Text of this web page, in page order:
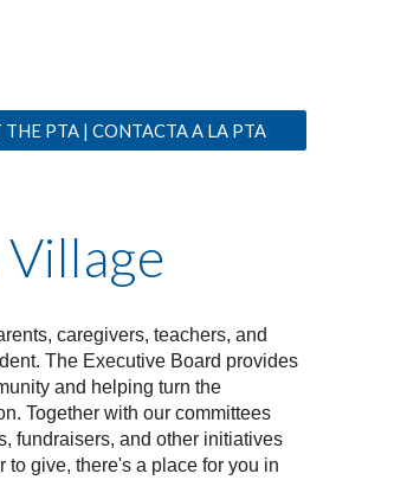
THE PTA | CONTACTA A LA PTA
Village
caregivers, teachers, and
The Executive Board provides
and helping turn the
Together with our committees
fundraisers, and other initiatives
to give, there's a place for you in